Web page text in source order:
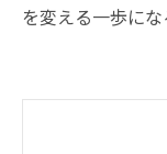
を変える一歩にな